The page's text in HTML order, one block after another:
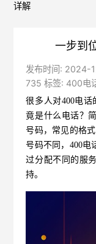
详解
一步到
发布时间: 2024-
735 标签: 400电
很多人对400电
竟是什么电话？
号码，常见的格
号码不同，400电
过分配不同的服
持。